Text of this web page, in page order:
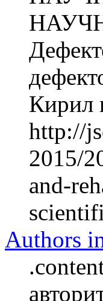
Кирил
http://
2015/
and-
Authors